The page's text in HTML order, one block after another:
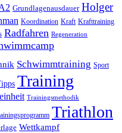
Grundlagenausdauer Holger
Koordination Kraft Krafttraining
Radfahren Regeneration
Schwimmtraining Sport
Training
Trainingsmethodik
Triathlon
Wettkampf